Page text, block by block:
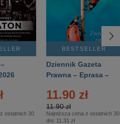
ostatnich 30
BESTSELLER
Dziennik Gazeta
Prawna – Eprasa –
11.90 zł
11.90 zł
Najniższa cena z ostatnich 30
dni: 11.31 zł